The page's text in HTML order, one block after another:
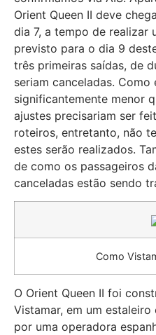
Orient Queen II deve
dia 7, a tempo de realizar
previsto para o dia 9
três primeiras saídas, de
seriam canceladas. Como
significantemente menor
ajustes precisariam ser
roteiros, entretanto, não
estes serão realizados.
de como os passageiros
canceladas estão sendo
Como
O Orient Queen II foi
Vistamar, em um
por uma operadora